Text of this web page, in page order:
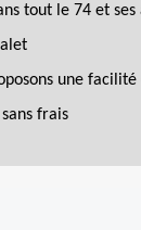
tout le 74 et
une
sans frais